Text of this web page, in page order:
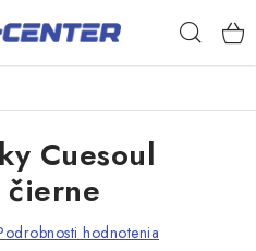
Cuesoul
čierne
hodnotenia